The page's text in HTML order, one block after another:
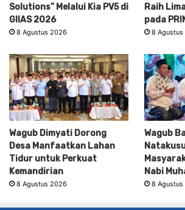
Solutions” Melalui Kia PV5 di
GIIAS 2026
8 Agustus 2026
Raih
pada
8
Wagub Dimyati Dorong
Desa Manfaatkan Lahan
Tidur untuk Perkuat
Kemandirian
8 Agustus 2026
Wagub
Nabi
8